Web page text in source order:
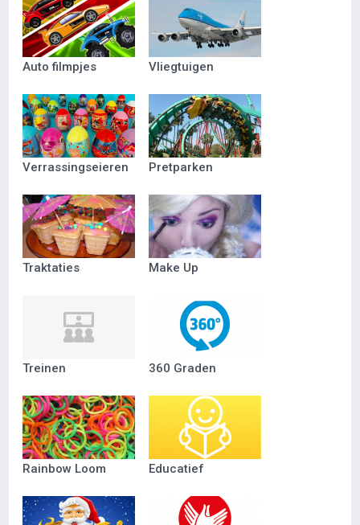
Auto filmpjes Vliegtuigen
Verrassingseieren Pretparken
Traktaties Make Up
Treinen 360 Graden
Rainbow Loom Educatief